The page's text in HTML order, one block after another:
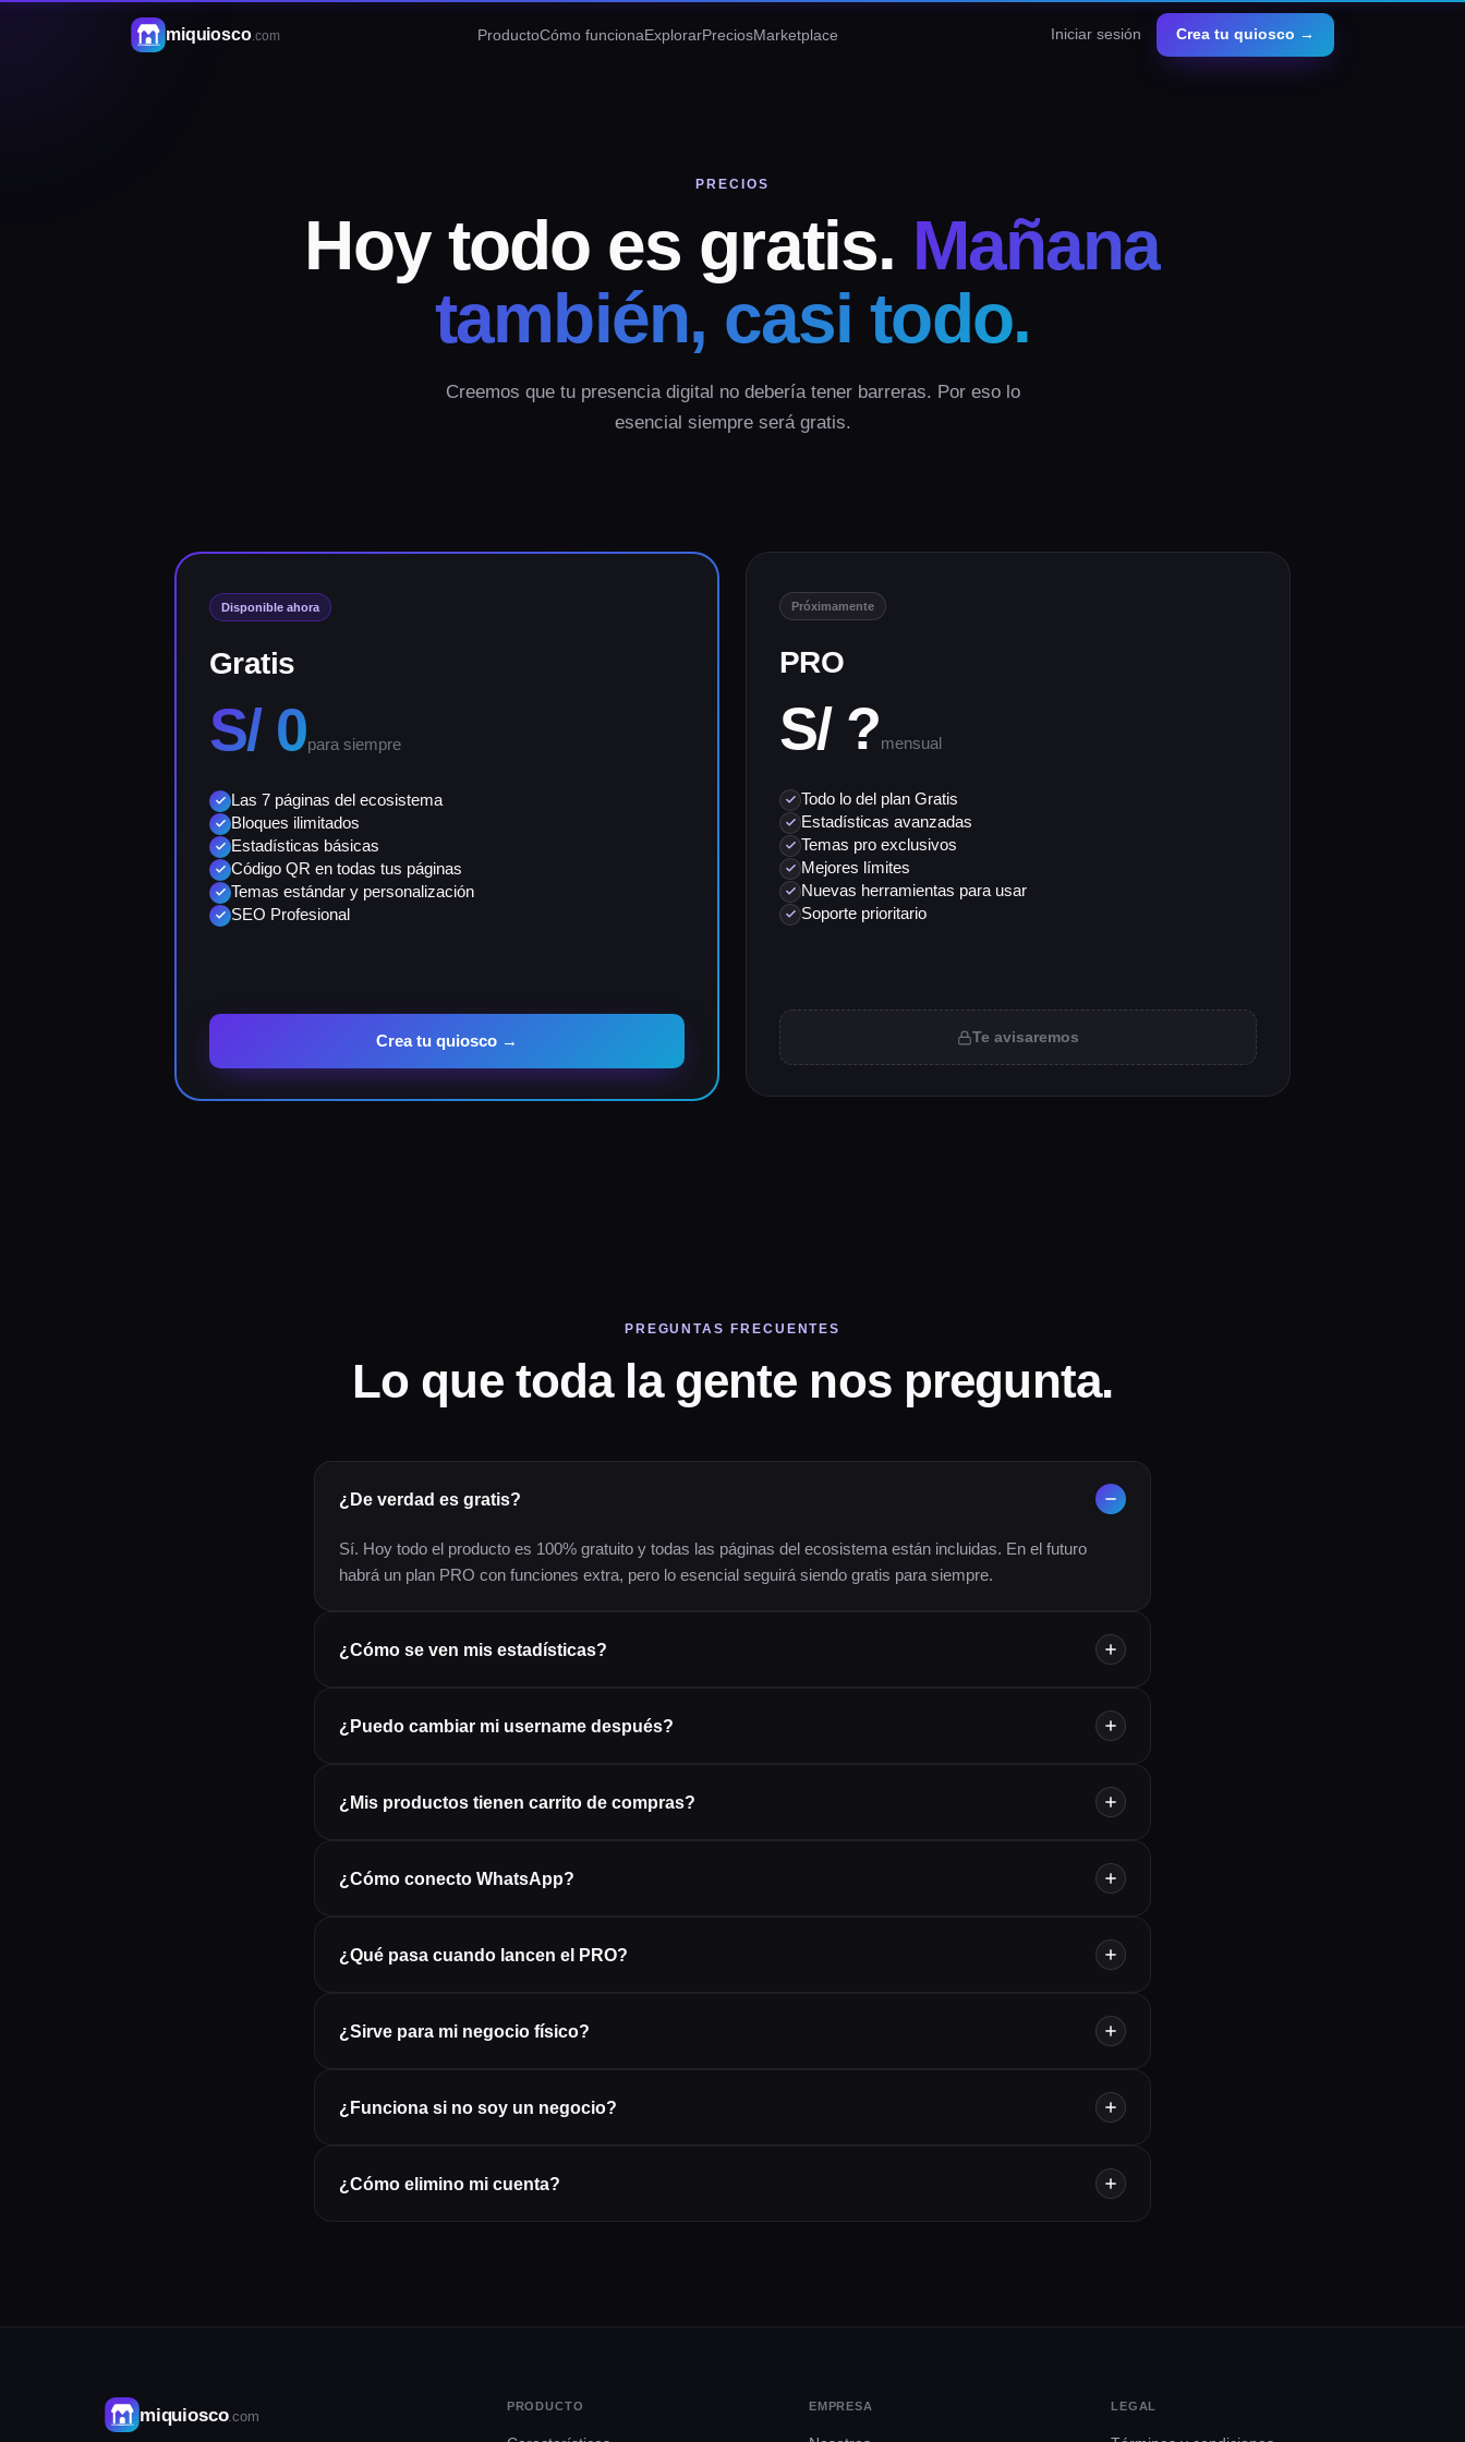
miquiosco.com ProductoCómo funcionaExplorarPreciosMarketplace Iniciar sesión Crea tu quiosco →
PRECIOS
Hoy todo es gratis. Mañana
también, casi todo.
Creemos que tu presencia digital no debería tener barreras. Por eso lo
esencial siempre será gratis.
Disponible ahora
Gratis
S/ 0para siempre
Las 7 páginas del ecosistema
Bloques ilimitados
Estadísticas básicas
Código QR en todas tus páginas
Temas estándar y personalización
SEO Profesional
Crea tu quiosco →
Próximamente
PRO
S/ ?mensual
Todo lo del plan Gratis
Estadísticas avanzadas
Temas pro exclusivos
Mejores límites
Nuevas herramientas para usar
Soporte prioritario
Te avisaremos
PREGUNTAS FRECUENTES
Lo que toda la gente nos pregunta.
¿De verdad es gratis?
Sí. Hoy todo el producto es 100% gratuito y todas las páginas del ecosistema están incluidas. En el futuro
habrá un plan PRO con funciones extra, pero lo esencial seguirá siendo gratis para siempre.
¿Cómo se ven mis estadísticas?
¿Puedo cambiar mi username después?
¿Mis productos tienen carrito de compras?
¿Cómo conecto WhatsApp?
¿Qué pasa cuando lancen el PRO?
¿Sirve para mi negocio físico?
¿Funciona si no soy un negocio?
¿Cómo elimino mi cuenta?
miquiosco.com
PRODUCTO EMPRESA LEGAL